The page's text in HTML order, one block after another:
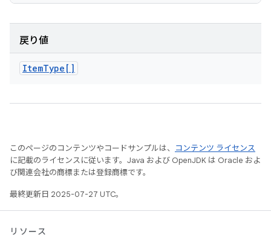
戻り値
ItemType[]
このページのコンテンツやコードサンプルは、
コンテンツ ライセンス
に記載のライセンスに従います。Java および OpenJDK は Oracle およ
び関連会社の商標または登録商標です。
最終更新日 2025-07-27 UTC。
リソース